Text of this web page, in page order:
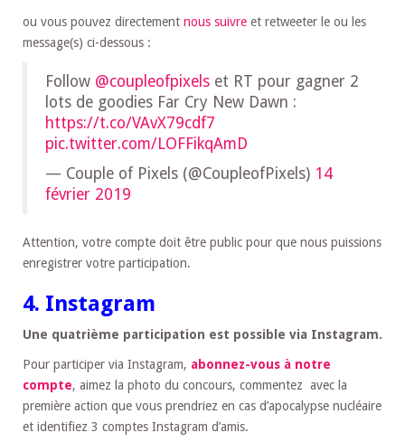
ou vous pouvez directement nous suivre et retweeter le ou les
message(s) ci-dessous :
Follow @coupleofpixels et RT pour gagner 2
lots de goodies Far Cry New Dawn :
https://t.co/VAvX79cdf7
pic.twitter.com/LOFFikqAmD
— Couple of Pixels (@CoupleofPixels) 14
février 2019
Attention, votre compte doit être public pour que nous puissions
enregistrer votre participation.
4. Instagram
Une quatrième participation est possible via Instagram.
Pour participer via Instagram, abonnez-vous à notre
compte, aimez la photo du concours, commentez avec la
première action que vous prendriez en cas d’apocalypse nucléaire
et identifiez 3 comptes Instagram d’amis.